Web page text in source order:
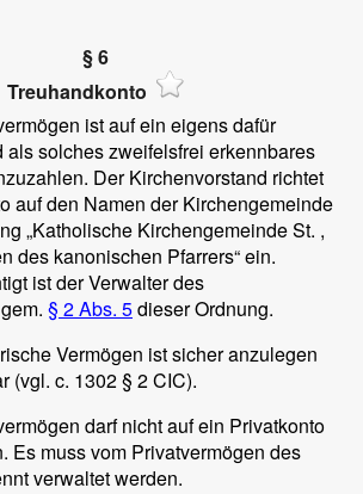
§ 6
Treuhandkonto
ist auf ein eigens dafür
als solches zweifelsfrei erkennbares
Der Kirchenvorstand richtet
auf den Namen der Kirchengemeinde
„Katholische Kirchengemeinde St. ,
des kanonischen Pfarrers“ ein.
ist der Verwalter des
§ 2 Abs. 5dieser Ordnung.
Vermögen ist sicher anzulegen
(vgl. c. 1302 § 2 CIC).
darf nicht auf ein Privatkonto
Es muss vom Privatvermögen des
verwaltet werden.